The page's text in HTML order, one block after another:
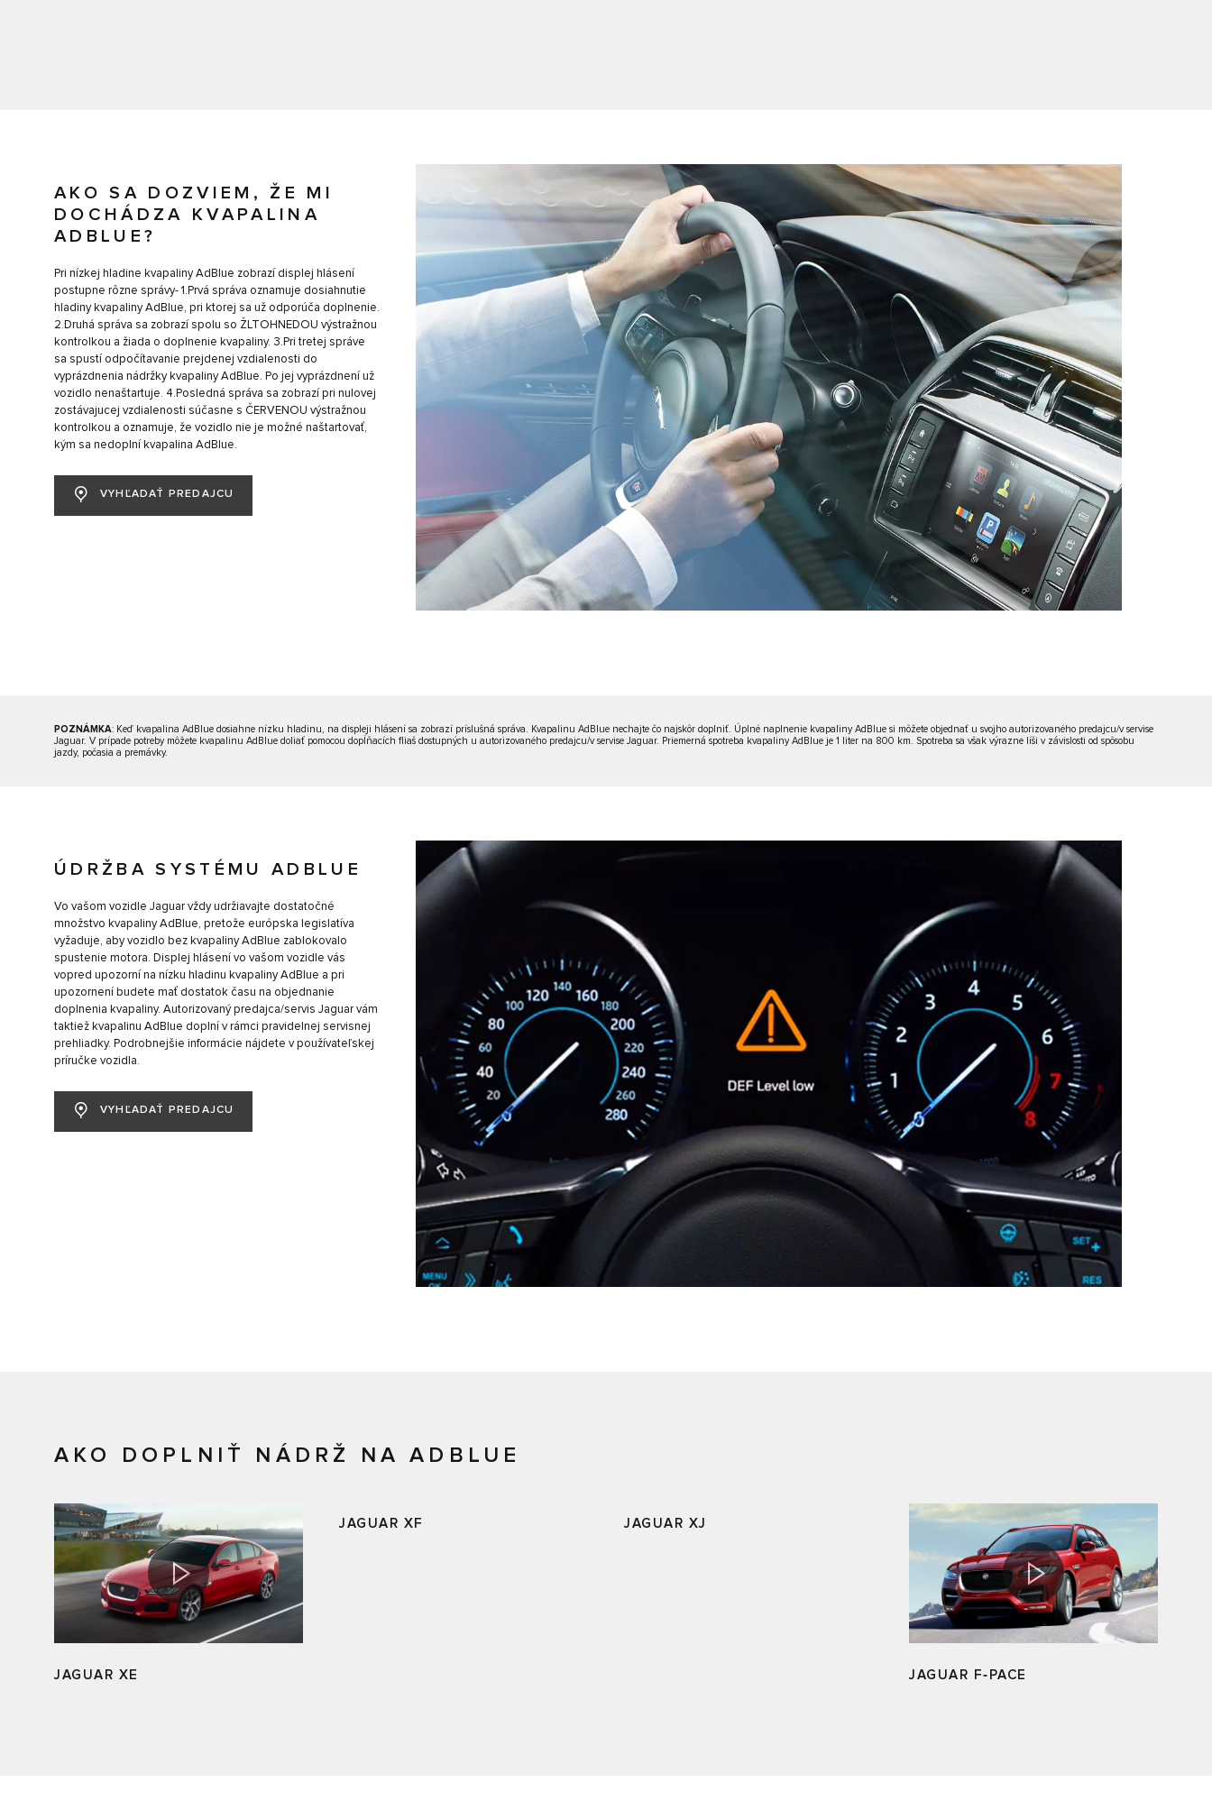
AKO SA DOZVIEM, ŽE MI
DOCHÁDZA KVAPALINA
ADBLUE?
Pri nízkej hladine kvapaliny AdBlue zobrazí displej hlásení
postupne rôzne správy- 1.Prvá správa oznamuje dosiahnutie
hladiny kvapaliny AdBlue, pri ktorej sa už odporúča doplnenie.
2.Druhá správa sa zobrazí spolu so ŽLTOHNEDOU výstražnou
kontrolkou a žiada o doplnenie kvapaliny. 3.Pri tretej správe
sa spustí odpočítavanie prejdenej vzdialenosti do
vyprázdnenia nádržky kvapaliny AdBlue. Po jej vyprázdnení už
vozidlo nenaštartuje. 4.Posledná správa sa zobrazí pri nulovej
zostávajucej vzdialenosti súčasne s ČERVENOU výstražnou
kontrolkou a oznamuje, že vozidlo nie je možné naštartovať,
kým sa nedoplní kvapalina AdBlue.
VYHĽADAŤ PREDAJCU
POZNÁMKA: Keď kvapalina AdBlue dosiahne nízku hladinu, na displeji hlásení sa zobrazí príslušná správa. Kvapalinu AdBlue nechajte čo najskôr doplniť. Úplné naplnenie kvapaliny AdBlue si môžete objednať u svojho autorizovaného predajcu/v servise
Jaguar. V prípade potreby môžete kvapalinu AdBlue doliať pomocou dopĺňacích fliaš dostupných u autorizovaného predajcu/v servise Jaguar. Priemerná spotreba kvapaliny AdBlue je 1 liter na 800 km. Spotreba sa však výrazne líši v závislosti od spôsobu
jazdy, počasia a premávky.
ÚDRŽBA SYSTÉMU ADBLUE
Vo vašom vozidle Jaguar vždy udržiavajte dostatočné
množstvo kvapaliny AdBlue, pretože európska legislatíva
vyžaduje, aby vozidlo bez kvapaliny AdBlue zablokovalo
spustenie motora. Displej hlásení vo vašom vozidle vás
vopred upozorní na nízku hladinu kvapaliny AdBlue a pri
upozornení budete mať dostatok času na objednanie
doplnenia kvapaliny. Autorizovaný predajca/servis Jaguar vám
taktiež kvapalinu AdBlue doplní v rámci pravidelnej servisnej
prehliadky. Podrobnejšie informácie nájdete v používateľskej
príručke vozidla.
VYHĽADAŤ PREDAJCU
AKO DOPLNIŤ NÁDRŽ NA ADBLUE
JAGUAR XE
JAGUAR XF JAGUAR XJ
JAGUAR F‑PACE